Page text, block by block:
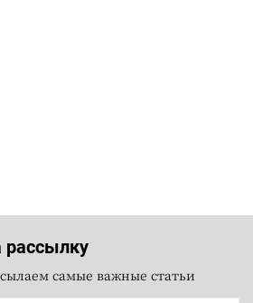
рассылку
самые важные статьи